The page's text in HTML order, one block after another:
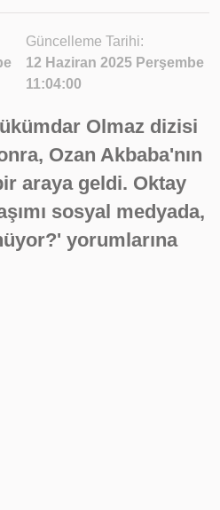
Güncelleme Tarihi:
12 Haziran 2025 Perşembe
11:04:00
Olmaz dizisi
Ozan Akbaba'nın
araya geldi. Oktay
sosyal medyada,
yorumlarına